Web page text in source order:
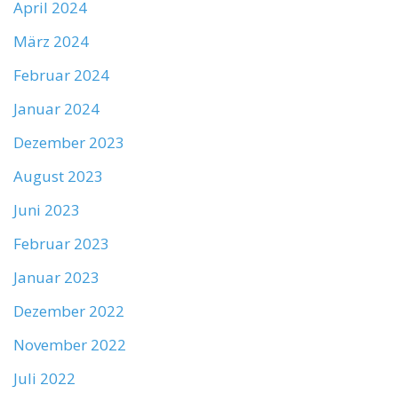
April 2024
März 2024
Februar 2024
Januar 2024
Dezember 2023
August 2023
Juni 2023
Februar 2023
Januar 2023
Dezember 2022
November 2022
Juli 2022